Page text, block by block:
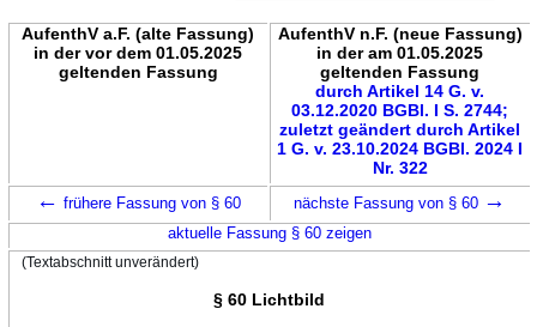
AufenthV a.F. (alte Fassung)
in der vor dem 01.05.2025
geltenden Fassung
AufenthV n.F. (neue Fassung)
in der am 01.05.2025
geltenden Fassung
durch Artikel 14 G. v.
03.12.2020 BGBl. I S. 2744;
zuletzt geändert durch Artikel
1 G. v. 23.10.2024 BGBl. 2024 I
Nr. 322
← frühere Fassung von § 60 nächste Fassung von § 60 →
aktuelle Fassung § 60 zeigen
(Textabschnitt unverändert)
§ 60 Lichtbild